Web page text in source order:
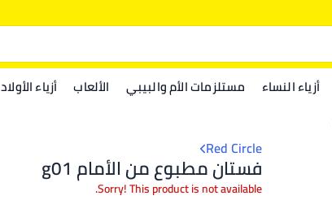
أزياء النساء مستلزمات الأم والبيبي الألعاب أزياء الأولاد
Red Circle
فستان مطبوع من الأمام g01
Sorry! This product is not available.